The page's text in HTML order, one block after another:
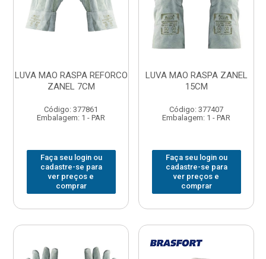
LUVA MAO RASPA REFORCO
ZANEL 7CM
Código: 377861
Embalagem: 1 - PAR
Faça seu login ou
cadastre-se para
ver preços e
comprar
LUVA MAO RASPA ZANEL
15CM
Código: 377407
Embalagem: 1 - PAR
Faça seu login ou
cadastre-se para
ver preços e
comprar